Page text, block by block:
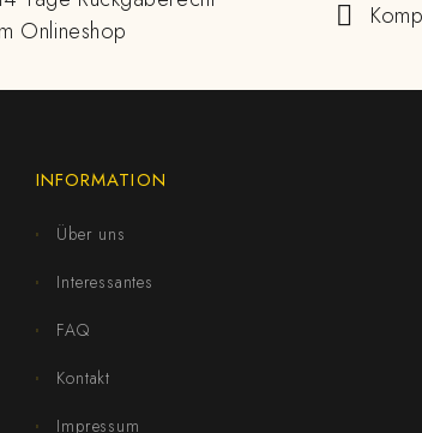
Onlineshop
INFORMATION
Über uns
Interessantes
FAQ
Kontakt
Impressum